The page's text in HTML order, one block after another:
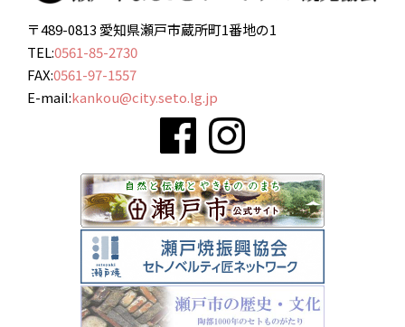
〒489-0813 愛知県瀬戸市蔵所町1番地の1
TEL:0561-85-2730
FAX:0561-97-1557
E-mail:kankou@city.seto.lg.jp